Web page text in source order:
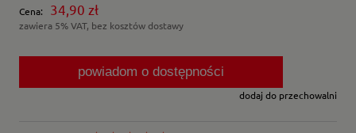
Cena: 34,90 zł
zawiera 5% VAT, bez kosztów dostawy
powiadom o dostępności
dodaj do przechowalni